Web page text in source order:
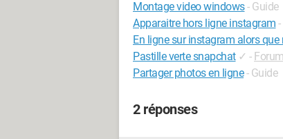
Montage video windows- Guide
Apparaitre hors ligne instagram
En ligne sur instagram alors que
Pastille verte snapchat ✓ -
Partager photos en ligne - Guide
2 réponses